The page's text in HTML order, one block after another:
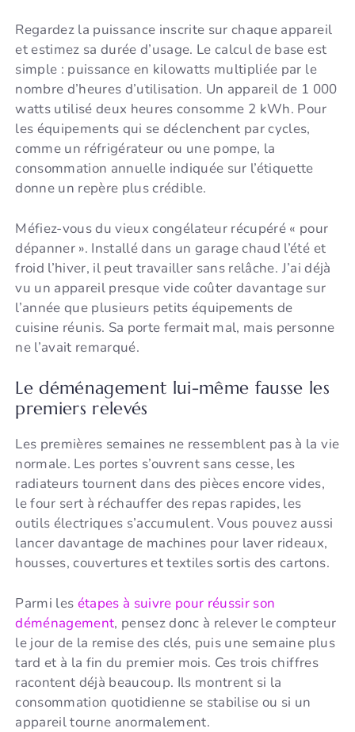
Regardez la puissance inscrite sur chaque appareil
et estimez sa durée d’usage. Le calcul de base est
simple : puissance en kilowatts multipliée par le
nombre d’heures d’utilisation. Un appareil de 1 000
watts utilisé deux heures consomme 2 kWh. Pour
les équipements qui se déclenchent par cycles,
comme un réfrigérateur ou une pompe, la
consommation annuelle indiquée sur l’étiquette
donne un repère plus crédible.
Méfiez-vous du vieux congélateur récupéré « pour
dépanner ». Installé dans un garage chaud l’été et
froid l’hiver, il peut travailler sans relâche. J’ai déjà
vu un appareil presque vide coûter davantage sur
l’année que plusieurs petits équipements de
cuisine réunis. Sa porte fermait mal, mais personne
ne l’avait remarqué.
Le déménagement lui-même fausse les
premiers relevés
Les premières semaines ne ressemblent pas à la vie
normale. Les portes s’ouvrent sans cesse, les
radiateurs tournent dans des pièces encore vides,
le four sert à réchauffer des repas rapides, les
outils électriques s’accumulent. Vous pouvez aussi
lancer davantage de machines pour laver rideaux,
housses, couvertures et textiles sortis des cartons.
Parmi les étapes à suivre pour réussir son
déménagement, pensez donc à relever le compteur
le jour de la remise des clés, puis une semaine plus
tard et à la fin du premier mois. Ces trois chiffres
racontent déjà beaucoup. Ils montrent si la
consommation quotidienne se stabilise ou si un
appareil tourne anormalement.